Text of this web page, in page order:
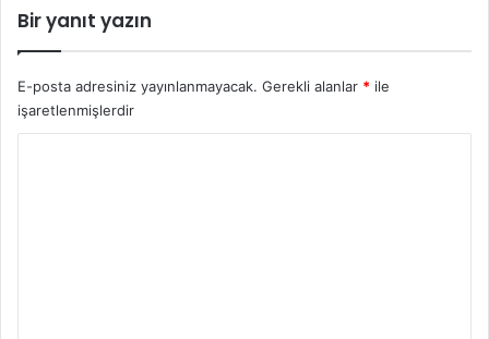
Bir yanıt yazın
E-posta adresiniz yayınlanmayacak. Gerekli alanlar * ile
işaretlenmişlerdir